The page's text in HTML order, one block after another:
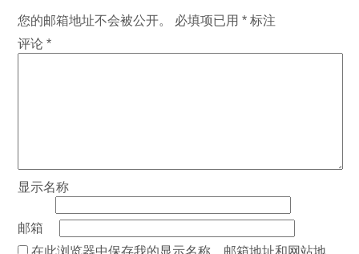
您的邮箱地址不会被公开。 必填项已用* 标注
评论*
显示名称
邮箱